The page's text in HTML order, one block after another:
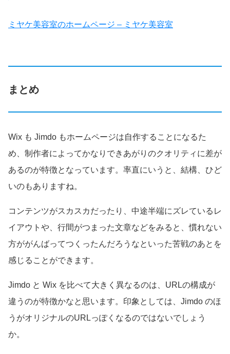
ミヤケ美容室のホームページ – ミヤケ美容室
まとめ
Wix も Jimdo もホームページは自作することになるた
め、制作者によってかなりできあがりのクオリティに差が
あるのが特徴となっています。率直にいうと、結構、ひど
いのもありますね。
コンテンツがスカスカだったり、中途半端にズレているレ
イアウトや、行間がつまった文章などをみると、慣れない
方ががんばってつくったんだろうなといった苦戦のあとを
感じることができます。
Jimdo と Wix を比べて大きく異なるのは、URLの構成が
違うのが特徴かなと思います。印象としては、Jimdo のほ
うがオリジナルのURLっぽくなるのではないでしょう
か。